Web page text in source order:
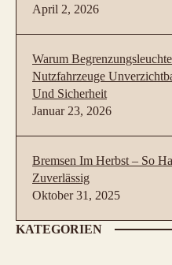
April 2, 2026
Warum
Nutzfahrzeuge
Und Sicherheit
Januar 23, 2026
Bremsen Im Herbst – So
Zuverlässig
Oktober 31, 2025
KATEGORIEN